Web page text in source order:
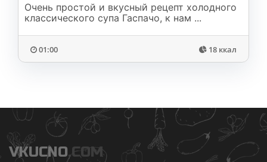
Очень простой и вкусный рецепт холодного
классического супа Гаспачо, к нам ...
01:00 18 ккал
VKUCNO.COM